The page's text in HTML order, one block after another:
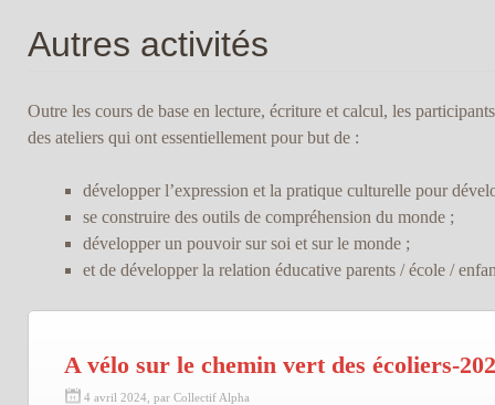
Autres activités
Outre les cours de base en lecture, écriture et calcul, les
des ateliers qui ont essentiellement pour but de :
développer l’expression et la pratique culturelle pour
se construire des outils de compréhension du monde ;
développer un pouvoir sur soi et sur le monde ;
et de développer la relation éducative parents / école /
A vélo sur le chemin vert des écoliers-
4 avril 2024, par Collectif Alpha